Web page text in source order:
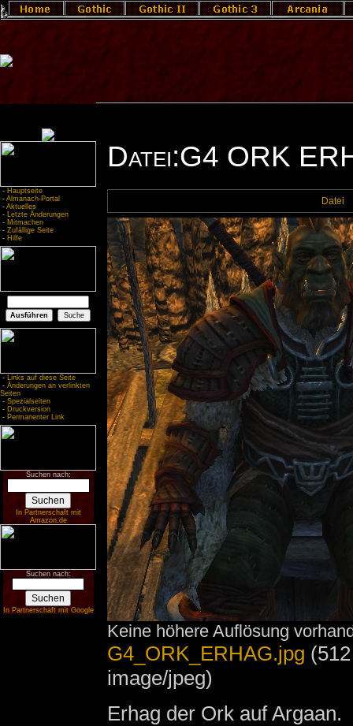
- Hauptseite
- Almanach-Portal
- Aktuelles
- Letzte Änderungen
- Mitmachen
- Zufällige Seite
- Hilfe
- Links auf diese Seite
- Änderungen an verlinkten
Seiten
- Spezialseiten
- Druckversion
- Permanenter Link
Suchen nach:
In Partnerschaft mit
Amazon.de
Suchen nach:
In Partnerschaft mit Google
Datei:G4 ORK
Datei
Keine höhere Auflösung
G4_ORK_ERHAG.jpg
image/jpeg)
Erhag der Ork auf Argaan.